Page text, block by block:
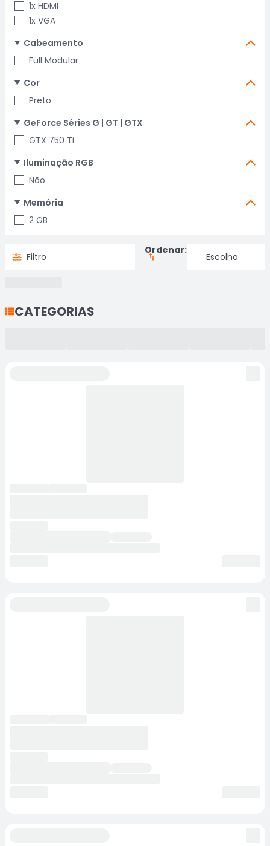
1x HDMI
1x VGA
Cabeamento
Full Modular
Cor
Preto
GeForce Séries G | GT | GTX
GTX 750 Ti
Iluminação RGB
Não
Memória
2 GB
Filtro
Ordenar:
CATEGORIAS